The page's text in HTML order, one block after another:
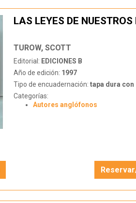
LAS LEYES DE NUESTROS
TUROW, SCOTT
Editorial: EDICIONES B
Año de edición: 1997
Tipo de encuadernación: tapa dura con
Categorías:
Autores anglófonos